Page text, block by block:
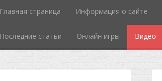
Главная страница Информация о сайте
Последние статьи Онлайн игры Видео